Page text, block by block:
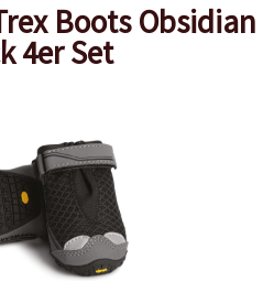
Boots Obsidian
4er Set